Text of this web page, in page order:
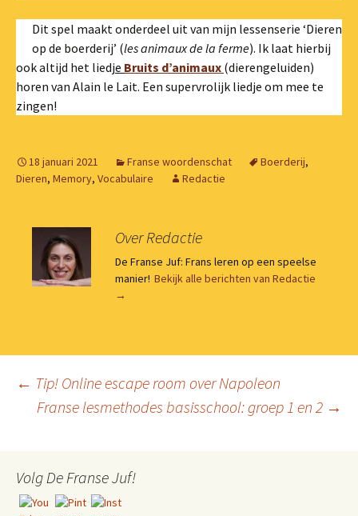
Dit spel maakt onderdeel uit van mijn lessenserie ‘Dieren
op de boerderij’ (les animaux de la ferme). Ik laat hierbij
ook altijd het liedje Bruits d’animaux (dierengeluiden)
horen van Alain le Lait. Een supervrolijk liedje om mee te
zingen!
18 januari 2021 Franse woordenschat Boerderij,
Dieren, Memory, Vocabulaire Redactie
Over Redactie
De Franse Juf: Frans leren op een speelse
manier! Bekijk alle berichten van Redactie
→
Berichtnavigatie
← Tip! Online escape room over Napoleon
Franse lesmethodes basisschool: groep 1 en 2 →
Volg De Franse Juf!